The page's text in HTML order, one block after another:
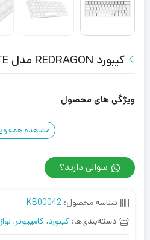
کیبورد REDRAGON مدل FIZZ K617 WHITE
ویژگی های محصول
مشاهده همه
سوالی دارید؟
شناسه محصول: KB00042
دسته‌بندی‌ها: کیبورد, کامپیوتر,